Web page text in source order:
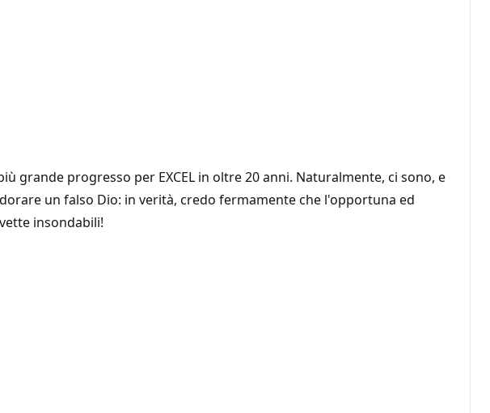
grande progresso per EXCEL in oltre 20 anni. Naturalmente, ci sono, e
un falso Dio: in verità, credo fermamente che l'opportuna ed
insondabili!